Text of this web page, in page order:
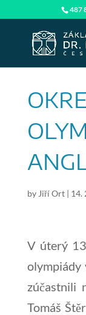
487
by Jiří Ort| 14.
V úterý
olympiády
zúčastnili
Tomáš